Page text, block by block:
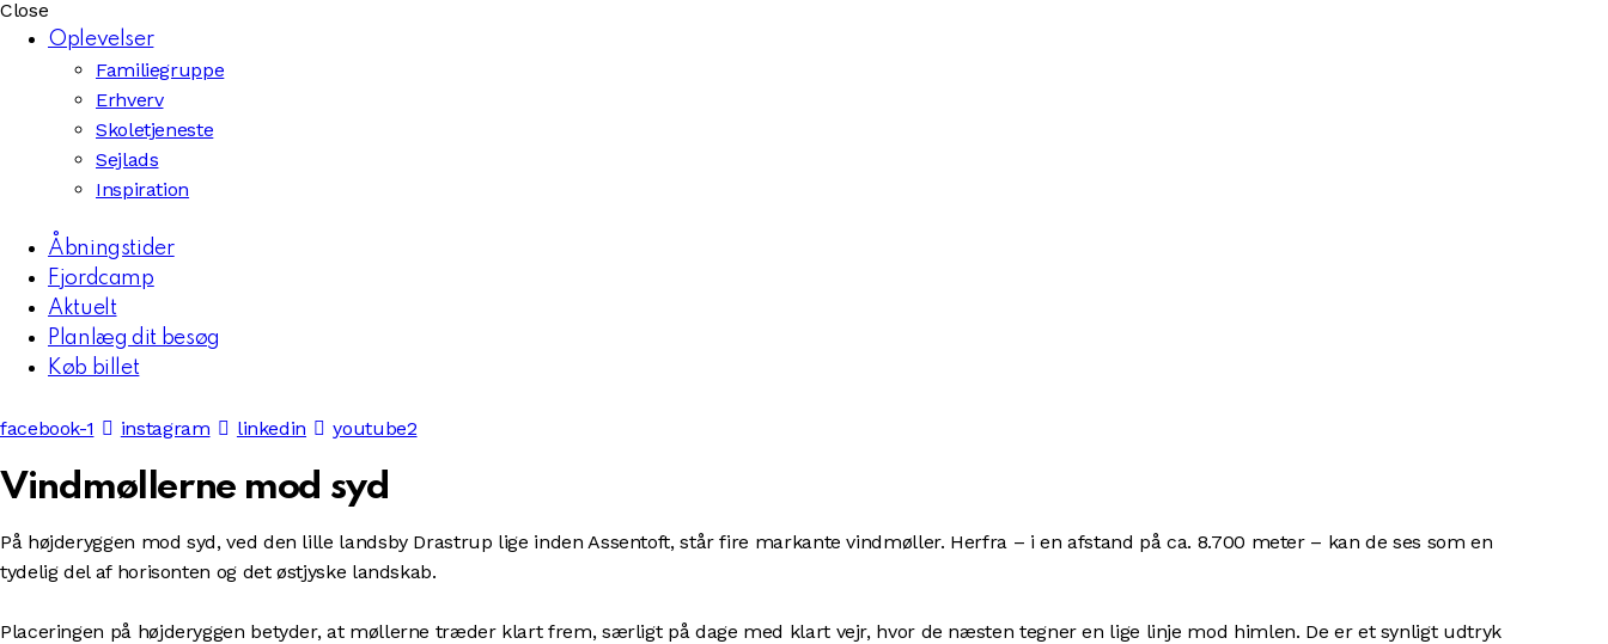
Close
Oplevelser
Familiegruppe
Erhverv
Skoletjeneste
Sejlads
Inspiration
Åbningstider
Fjordcamp
Aktuelt
Planlæg dit besøg
Køb billet
facebook-1 instagram linkedin youtube2
Vindmøllerne mod syd
På højderyggen mod syd, ved den lille landsby Drastrup lige inden Assentoft, står fire markante vindmøller. Herfra – i en afstand på ca. 8.700 meter – kan de ses som en
tydelig del af horisonten og det østjyske landskab.
Placeringen på højderyggen betyder, at møllerne træder klart frem, særligt på dage med klart vejr, hvor de næsten tegner en lige linje mod himlen. De er et synligt udtryk